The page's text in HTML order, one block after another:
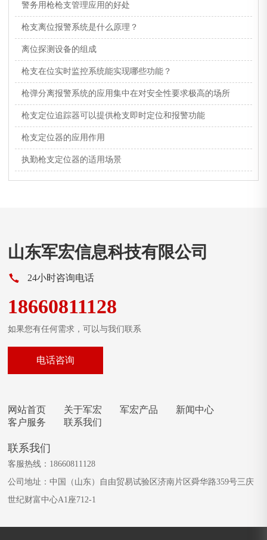
警务用枪枪支管理应用的好处
枪支离位报警系统是什么原理？
离位探测设备的组成
枪支在位实时监控系统能实现哪些功能？
枪弹分离报警系统的应用集中在对安全性要求极高的场所
枪支定位追踪器可以提供枪支即时定位和报警功能
枪支定位器的应用作用
执勤枪支定位器的适用场景
山东军宏信息科技有限公司
24小时咨询电话
18660811128
如果您有任何需求，可以与我们联系
电话咨询
网站首页 关于军宏 军宏产品
新闻中心
客户服务
联系我们
联系我们
客服热线：18660811128
公司地址：中国（山东）自由贸易试验区济南片区舜华路359号三庆
世纪财富中心A1座712-1